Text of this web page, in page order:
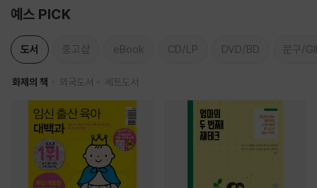
예스 PICK
도서 중고샵 eBook CD/LP DVD/BD 문구/
화제의 책 외국도서 세트도서